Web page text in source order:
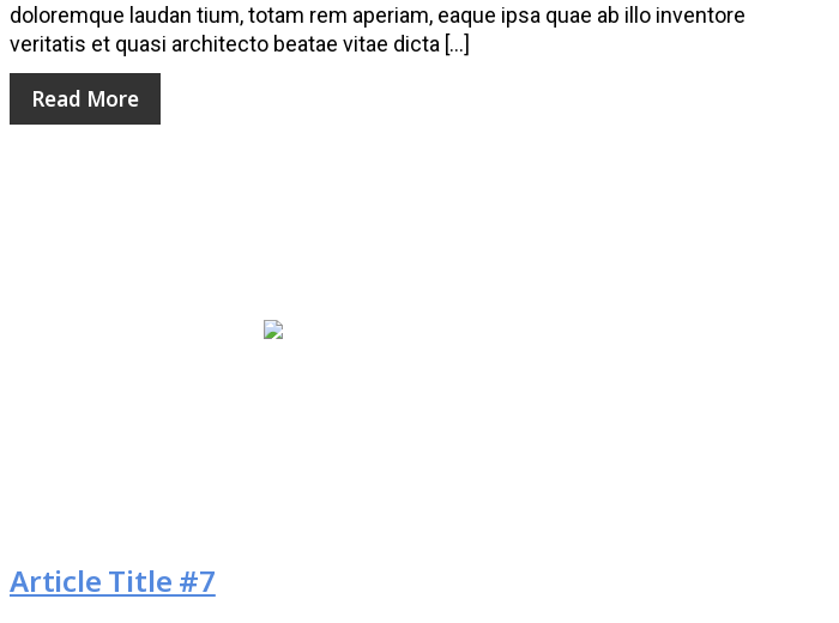
doloremque laudan tium, totam rem aperiam, eaque ipsa quae ab illo inventore
veritatis et quasi architecto beatae vitae dicta […]
Read More
Article Title #7